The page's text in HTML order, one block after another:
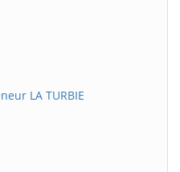
LA TURBIE